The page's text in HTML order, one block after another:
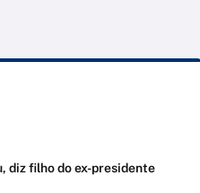
diz filho do ex-presidente